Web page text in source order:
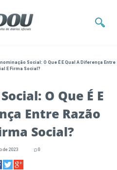
Social: O Que É E Qual A Diferença Entre
E Firma Social?
O Que É E
Entre Razão
Social?
de 2023 0